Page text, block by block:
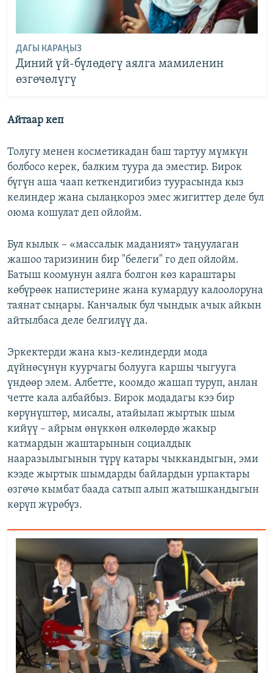
ДАГЫ КАРАҢЫЗ
Диний үй-бүлөдөгү аялга мамиленин
өзгөчөлүгү
Айтаар кеп
Толугу менен косметикадан баш тартуу мүмкүн
болбосо керек, балким туура да эместир. Бирок
бүгүн аша чаап кеткендигибиз туурасында кыз
келиндер жана сылаңкороз эмес жигиттер деле бул
оюма кошулат деп ойлойм.
Бул кылык – «массалык маданият» таңуулаган
жашоо таризинин бир "белеги" го деп ойлойм.
Батыш коомунун аялга болгон көз караштары
көбүрөөк напистерине жана кумардуу калоолоруна
таянат сыңары. Канчалык бул чындык ачык айкын
айтылбаса деле белгилүү да.
Эркектерди жана кыз-келиндерди мода
дүйнөсүнүн куурчагы болууга каршы чыгууга
үндөөр элем. Албетте, коомдо жашап туруп, анлан
четте кала албайбыз. Бирок модадагы кээ бир
көрүнүштөр, мисалы, атайылап жыртык шым
кийүү – айрым өнүккөн өлкөлөрдө жакыр
катмардын жаштарынын социалдык
нааразылыгынын түрү катары чыккандыгын, эми
кээде жыртык шымдарды байлардын урпактары
өзгөчө кымбат баада сатып алып жатышкандыгын
көрүп жүрөбүз.